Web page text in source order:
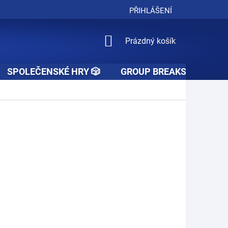
PŘIHLÁŠENÍ
NÁKUPNÍ
Prázdný košík
SPOLEČENSKÉ HRY 🎲 GROUP BREAKS 🚧👥🚧